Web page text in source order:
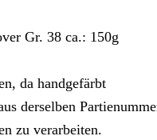
Gr. 38 ca.: 150g
da handgefärbt
derselben
zu verarbeiten.